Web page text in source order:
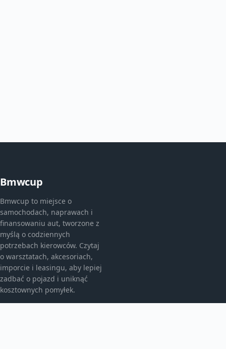
Bmwcup
Bmwcup to miejsce o
samochodach, naprawach i
finansowaniu aut, tworzone z
myślą o codziennych
potrzebach kierowców. Czytaj
o warsztatach, akcesoriach,
imporcie i leasingu, aby lepiej
zadbać o pojazd i uniknąć
kosztownych pomyłek.